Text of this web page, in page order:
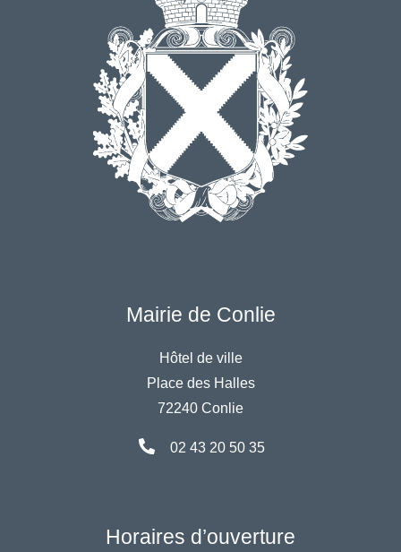
Mairie de Conlie
Hôtel de ville
Place des Halles
72240 Conlie
02 43 20 50 35
Horaires d’ouverture